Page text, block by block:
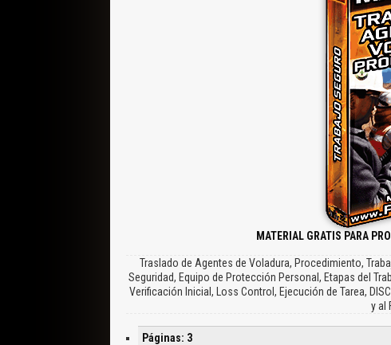
MATERIAL GRATIS PARA
Traslado de Agentes de Voladura, Procedimiento,
Seguridad, Equipo de Protección Personal, Etapas del
Verificación Inicial, Loss Control, Ejecución de Tarea,
y al
Páginas: 3